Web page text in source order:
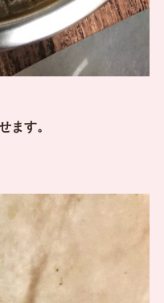
ます。